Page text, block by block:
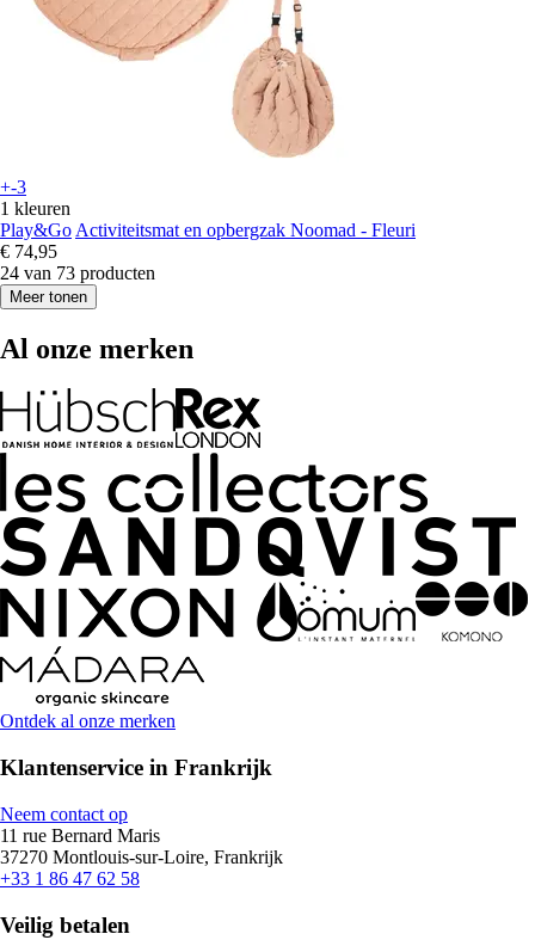
+-3
1 kleuren
Play&Go Activiteitsmat en opbergzak Noomad - Fleuri
€ 74,95
24 van 73 producten
Meer tonen
Al onze merken
Ontdek al onze merken
Klantenservice in Frankrijk
Neem contact op
11 rue Bernard Maris
37270 Montlouis-sur-Loire, Frankrijk
+33 1 86 47 62 58
Veilig betalen